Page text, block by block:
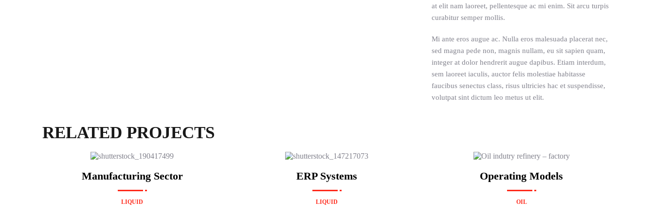
at elit nam laoreet, pellentesque ac mi enim. Sit arcu turpis
curabitur semper mollis.
Mi ante eros augue ac. Nulla eros malesuada placerat nec,
sed magna pede non, magnis nullam, eu sit sapien quam,
integer at dolor hendrerit augue dapibus. Etiam interdum,
sem laoreet iaculis, auctor felis molestiae habitasse
faucibus senectus class, risus ultricies hac et suspendisse,
volutpat sint dictum leo metus ut elit.
RELATED PROJECTS
Manufacturing Sector
LIQUID
ERP Systems
LIQUID
Operating Models
OIL